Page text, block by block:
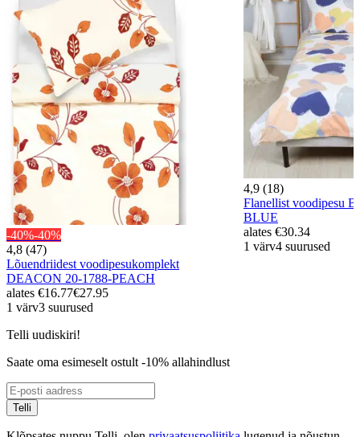
-40%-40%
4,8 (47)
Lõuendriidest voodipesukomplekt
DEACON 20-1788-PEACH
alates €16.77€27.95
1 värv3 suurused
4,9 (18)
Flanellist voodipesu
BLUE
alates €30.34
1 värv4 suurused
Telli uudiskiri!
Saate oma esimeselt ostult -10% allahindlust
Telli